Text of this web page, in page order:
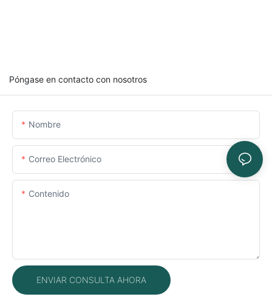
Póngase en contacto con nosotros
Nombre
Correo Electrónico
Contenido
ENVIAR CONSULTA AHORA